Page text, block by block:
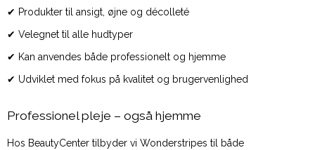
✔ Produkter til ansigt, øjne og décolleté
✔ Velegnet til alle hudtyper
✔ Kan anvendes både professionelt og hjemme
✔ Udviklet med fokus på kvalitet og brugervenlighed
Professionel pleje – også hjemme
Hos BeautyCenter tilbyder vi Wonderstripes til både